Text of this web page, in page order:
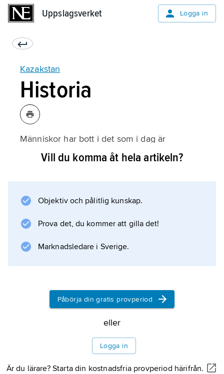
Uppslagsverket Logga in
Kazakstan
Historia
Människor har bott i det som i dag är
Kazakstan sedan stenåldern, och invånarna
Mellersta och Lilla horden.
Vill du komma åt hela artikeln?
Objektiv och pålitlig kunskap.
Prova det, du kommer att gilla det!
Marknadsledare i Sverige.
Påbörja din gratis provperiod
eller
Logga in
Är du lärare? Starta din kostnadsfria provperiod härifrån.